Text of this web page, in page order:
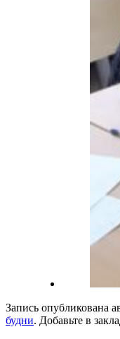
Запись опубликована
будни. Добавьте в